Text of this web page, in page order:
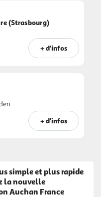
(Strasbourg)
+ d'infos
+ d'infos
simple et plus rapide
la nouvelle
Auchan France